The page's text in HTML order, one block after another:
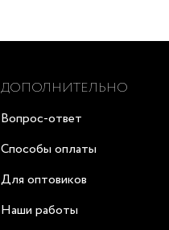
ДОПОЛНИТЕЛЬНО
Вопрос-ответ
Способы оплаты
Для оптовиков
Наши работы